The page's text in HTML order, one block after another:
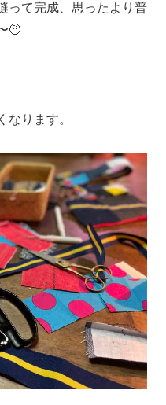
って完成、思ったより普
🤨
なります。